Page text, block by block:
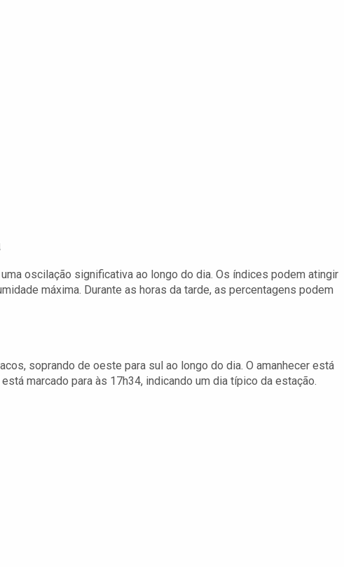
oscilação significativa ao longo do dia. Os índices podem atingir
máxima. Durante as horas da tarde, as percentagens podem
soprando de oeste para sul ao longo do dia. O amanhecer está
marcado para às 17h34, indicando um dia típico da estação.